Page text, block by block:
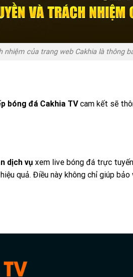
nhiệm của trang web Cakhia là thông
bóng đá Cakhia TVcam kết sẽ
dịch vụ xem live bóng đá trực
quả. Điều này không chỉ giúp